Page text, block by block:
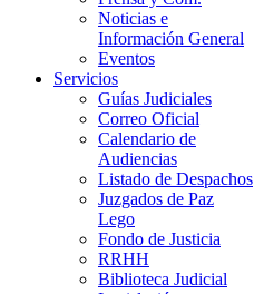
Noticias e
Información General
Eventos
Servicios
Guías Judiciales
Correo Oficial
Calendario de
Audiencias
Listado de Despachos
Juzgados de Paz
Lego
Fondo de Justicia
RRHH
Biblioteca Judicial